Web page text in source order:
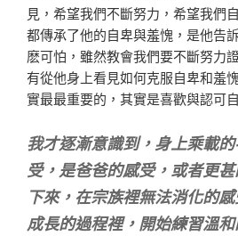
見，希望我們不斷努力，希望我們
都傳承了他的自卑與羞愧，是他告
麽可怕，雖然教會我們要不斷努力
有從他身上看見如何克服自卑和羞
實最最重要的，其實是喜歡與認可
我才逐漸意識到，身上乘載
受，是爸爸的感受，或者更
下來，在宗族裡無法消化的
成長的過程裡，開始練習溫